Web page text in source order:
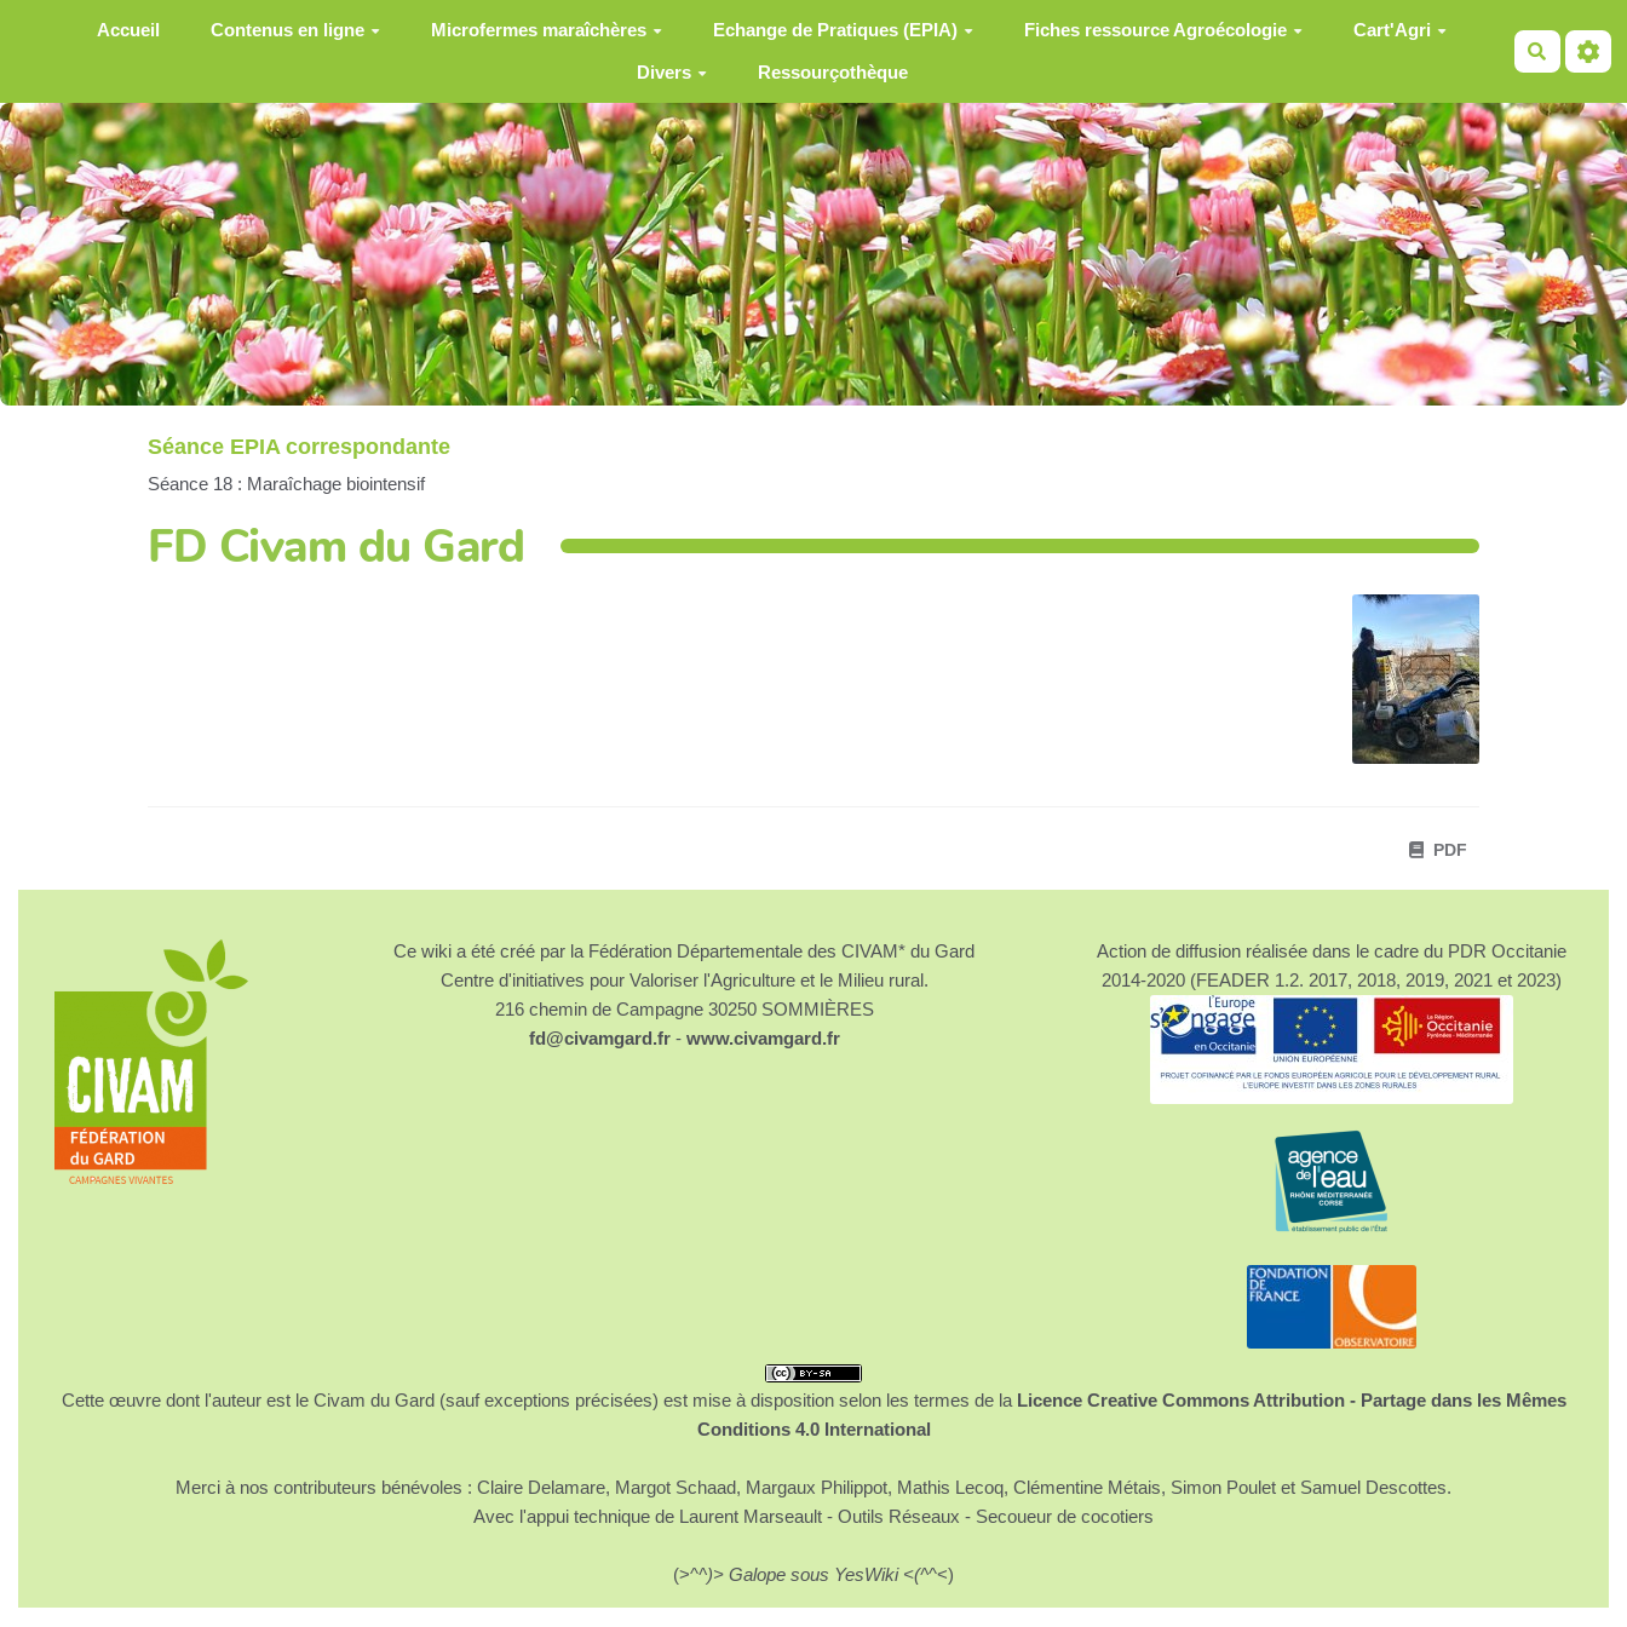
Aller au contenu principal
Accueil Contenus en ligne Microfermes maraîchères Echange de Pratiques (EPIA) Fiches ressource Agroécologie Cart'Agri
Divers Ressourçothèque
Séance EPIA correspondante
Séance 18 : Maraîchage biointensif
FD Civam du Gard
PDF
Ce wiki a été créé par la Fédération Départementale des CIVAM* du Gard
Centre d'initiatives pour Valoriser l'Agriculture et le Milieu rural.
216 chemin de Campagne 30250 SOMMIÈRES
fd@civamgard.fr- www.civamgard.fr
Action de diffusion réalisée dans le cadre du PDR Occitanie
2014-2020 (FEADER 1.2. 2017, 2018, 2019, 2021 et 2023)
Cette œuvre dont l'auteur est le Civam du Gard (sauf exceptions précisées) est mise à disposition selon les termes de la Licence Creative Commons Attribution - Partage dans les Mêmes
Conditions 4.0 International
Merci à nos contributeurs bénévoles : Claire Delamare, Margot Schaad, Margaux Philippot, Mathis Lecoq, Clémentine Métais, Simon Poulet et Samuel Descottes.
Avec l'appui technique de Laurent Marseault - Outils Réseaux - Secoueur de cocotiers
(>^^)> Galope sous YesWiki <(^^<)